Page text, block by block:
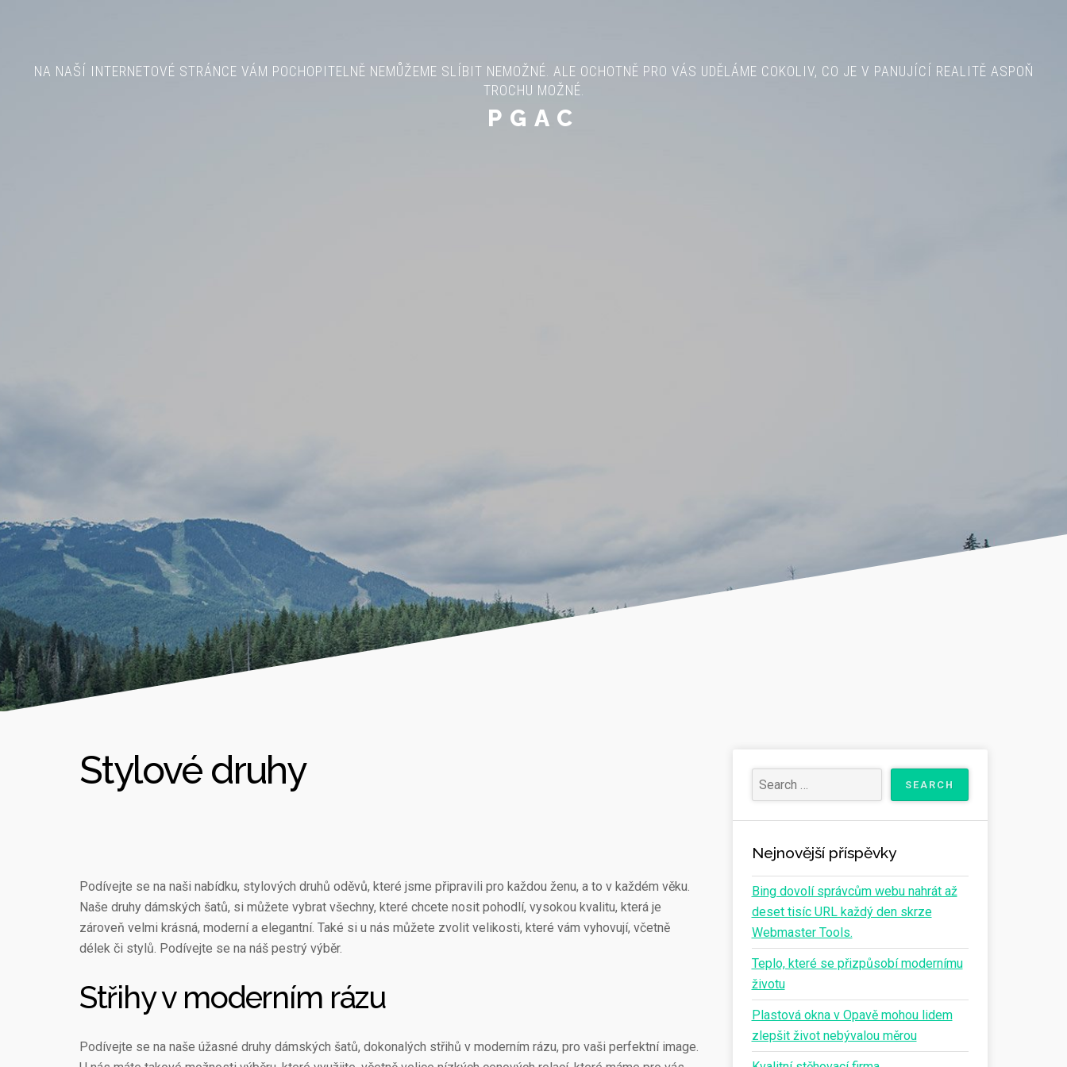
NA NAŠÍ INTERNETOVÉ STRÁNCE VÁM POCHOPITELNĚ NEMŮŽEME SLÍBIT NEMOŽNÉ. ALE OCHOTNĚ PRO VÁS UDĚLÁME COKOLIV, CO JE V PANUJÍCÍ REALITĚ ASPOŇ
TROCHU MOŽNÉ.
PGAC
Stylové druhy
Podívejte se na naši nabídku, stylových druhů oděvů, které jsme připravili pro každou ženu, a to v každém věku.
Naše druhy dámských šatů, si můžete vybrat všechny, které chcete nosit pohodlí, vysokou kvalitu, která je
zároveň velmi krásná, moderní a elegantní. Také si u nás můžete zvolit velikosti, které vám vyhovují, včetně
délek či stylů. Podívejte se na náš pestrý výběr.
Střihy v moderním rázu
Podívejte se na naše úžasné druhy dámských šatů, dokonalých střihů v moderním rázu, pro vaši perfektní image.
Nejnovější příspěvky
Bing dovolí správcům webu nahrát až
deset tisíc URL každý den skrze
Webmaster Tools.
Teplo, které se přizpůsobí modernímu
životu
Plastová okna v Opavě mohou lidem
zlepšit život nebývalou měrou